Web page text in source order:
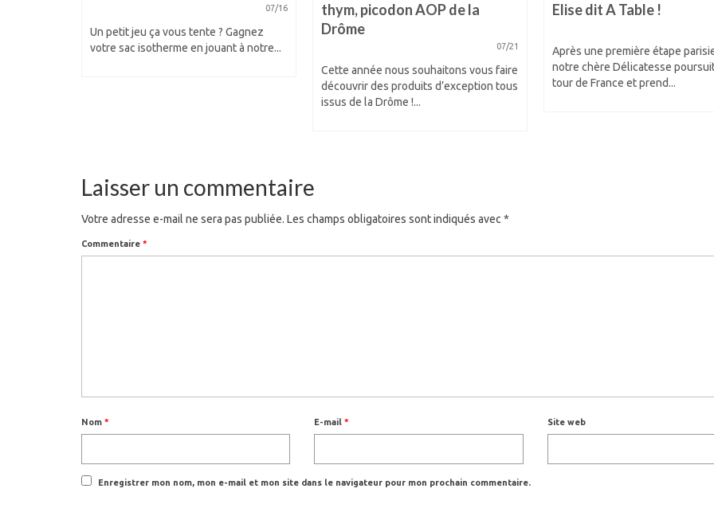
07/16
Un petit jeu ça vous tente ? Gagnez
votre sac isotherme en jouant à notre...
thym, picodon AOP de la
Drôme
07/21
Cette année nous souhaitons vous faire
découvrir des produits d’exception tous
issus de la Drôme !...
Elise dit A Table !
Après une première étape
notre chère Délicatesse
tour de France et prend...
Laisser un commentaire
Votre adresse e-mail ne sera pas publiée. Les champs obligatoires sont indiqués avec *
Commentaire *
Nom * E-mail* Site web
Enregistrer mon nom, mon e-mail et mon site dans le navigateur pour mon prochain commentaire.